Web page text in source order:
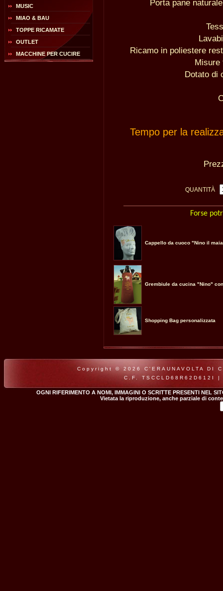
MUSIC
MIAO & BAU
TOPPE RICAMATE
OUTLET
MACCHINE PER CUCIRE
Porta pane
Ricamo in poliestere
Misure
Dotato di
Tempo per la
QUANTITÀ
Forse
Cappello da cuoco "Nino il
Grembiule da cucina "Nino"
Shopping Bag personalizzata
Copyright © 2026 C'ERAUNAVOLTA
C.F. TSCCLD68R62D612I
OGNI RIFERIMENTO A NOMI, IMMAGINI O SCRITTE PRESENTI NEL
Vietata la riproduzione, anche parziale di